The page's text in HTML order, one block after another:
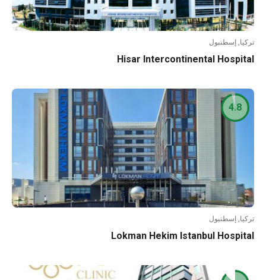
تركيا, إسطنبول
Hisar Intercontinental Hospital
تركيا, إسطنبول
Lokman Hekim Istanbul Hospital
4.8